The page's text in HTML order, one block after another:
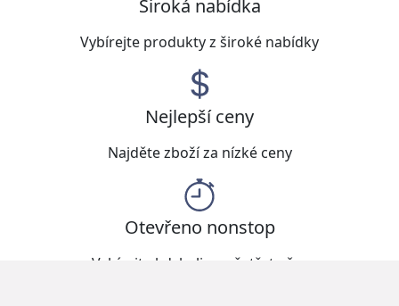
Široká nabídka
Vybírejte produkty z široké nabídky
Nejlepší ceny
Najděte zboží za nízké ceny
Otevřeno nonstop
Vybírejte kdykoliv a ušetřete čas